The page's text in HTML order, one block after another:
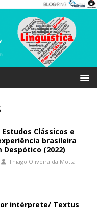
Clássicos e
brasileira
Despótico (2022)
Thiago Oliveira da Motta
intérprete/ Textus